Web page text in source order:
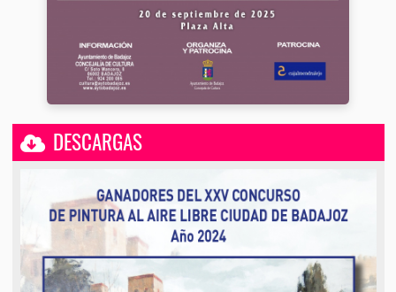
DESCARGAS